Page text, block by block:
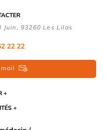
Juin, 93260 Les Lilas
22 22